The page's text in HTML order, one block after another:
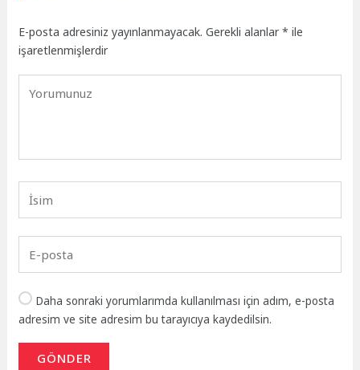
E-posta adresiniz yayınlanmayacak. Gerekli alanlar* ile
işaretlenmişlerdir
Daha sonraki yorumlarımda kullanılması için adım, e-posta
adresim ve site adresim bu tarayıcıya kaydedilsin.
GÖNDER